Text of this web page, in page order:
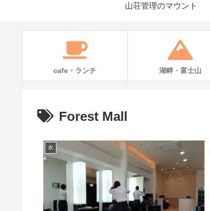
山荘管理のマウント
cafe・ランチ 湖畔・富士山
Forest Mall
衣